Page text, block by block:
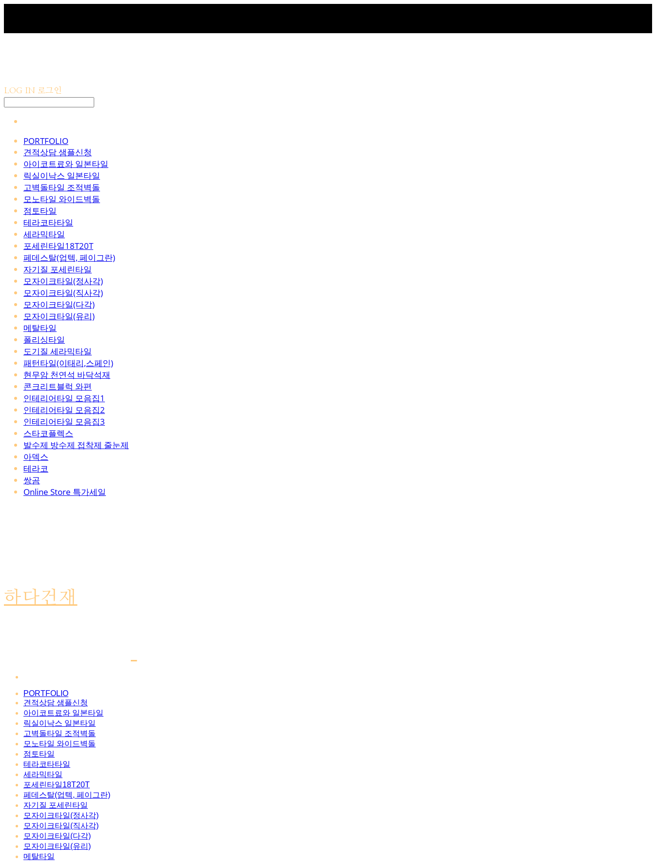
LOG IN 로그인
PORTFOLIO
견적상담 샘플신청
아이코트료와 일본타일
릭실이낙스 일본타일
고벽돌타일 조적벽돌
모노타일 와이드벽돌
점토타일
테라코타타일
세라믹타일
포세린타일18T20T
페데스탈(업텍, 페이그란)
자기질 포세린타일
모자이크타일(정사각)
모자이크타일(직사각)
모자이크타일(다각)
모자이크타일(유리)
메탈타일
폴리싱타일
도기질 세라믹타일
패턴타일(이태리,스페인)
현무암 천연석 바닥석재
콘크리트블럭 와편
인테리어타일 모음집1
인테리어타일 모음집2
인테리어타일 모음집3
스타코플렉스
발수제 방수제 접착제 줄눈제
아덱스
테라코
쌍곰
Online Store 특가세일
하다건재
PORTFOLIO
견적상담 샘플신청
아이코트료와 일본타일
릭실이낙스 일본타일
고벽돌타일 조적벽돌
모노타일 와이드벽돌
점토타일
테라코타타일
세라믹타일
포세린타일18T20T
페데스탈(업텍, 페이그란)
자기질 포세린타일
모자이크타일(정사각)
모자이크타일(직사각)
모자이크타일(다각)
모자이크타일(유리)
메탈타일